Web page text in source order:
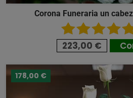
Corona Funeraria un
223,00 €
178,00 €